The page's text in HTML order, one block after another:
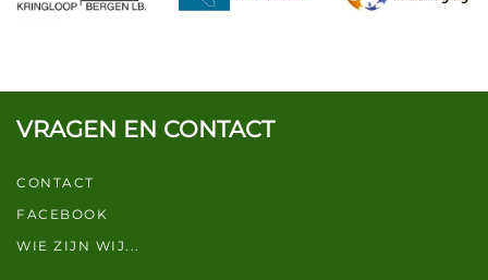
VRAGEN EN CONTACT
CONTACT
FACEBOOK
WIE ZIJN WIJ...